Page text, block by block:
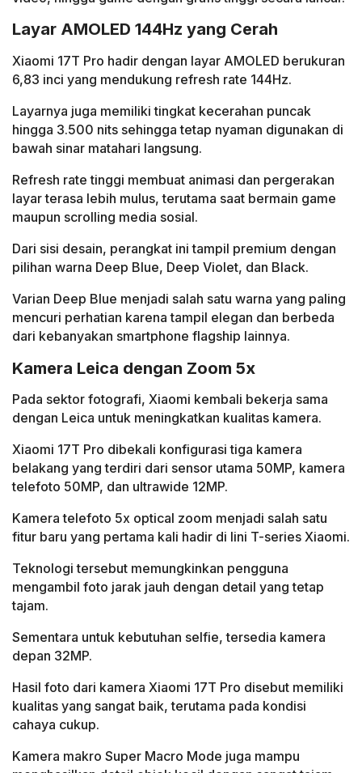
Layar AMOLED 144Hz yang Cerah
Xiaomi 17T Pro hadir dengan layar AMOLED berukuran
6,83 inci yang mendukung refresh rate 144Hz.
Layarnya juga memiliki tingkat kecerahan puncak
hingga 3.500 nits sehingga tetap nyaman digunakan di
bawah sinar matahari langsung.
Refresh rate tinggi membuat animasi dan pergerakan
layar terasa lebih mulus, terutama saat bermain game
maupun scrolling media sosial.
Dari sisi desain, perangkat ini tampil premium dengan
pilihan warna Deep Blue, Deep Violet, dan Black.
Varian Deep Blue menjadi salah satu warna yang paling
mencuri perhatian karena tampil elegan dan berbeda
dari kebanyakan smartphone flagship lainnya.
Kamera Leica dengan Zoom 5x
Pada sektor fotografi, Xiaomi kembali bekerja sama
dengan Leica untuk meningkatkan kualitas kamera.
Xiaomi 17T Pro dibekali konfigurasi tiga kamera
belakang yang terdiri dari sensor utama 50MP, kamera
telefoto 50MP, dan ultrawide 12MP.
Kamera telefoto 5x optical zoom menjadi salah satu
fitur baru yang pertama kali hadir di lini T-series Xiaomi.
Teknologi tersebut memungkinkan pengguna
mengambil foto jarak jauh dengan detail yang tetap
tajam.
Sementara untuk kebutuhan selfie, tersedia kamera
depan 32MP.
Hasil foto dari kamera Xiaomi 17T Pro disebut memiliki
kualitas yang sangat baik, terutama pada kondisi
cahaya cukup.
Kamera makro Super Macro Mode juga mampu